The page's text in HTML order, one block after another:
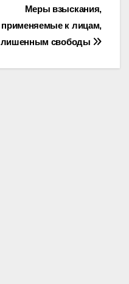
Меры взыскания,
применяемые к лицам,
лишенным свободы